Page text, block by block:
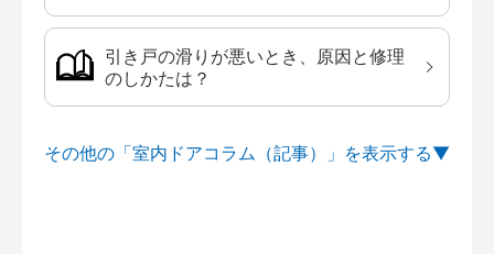
引き戸の滑りが悪いとき、原因と修理
のしかたは？
その他の「室内ドアコラム（記事）」を